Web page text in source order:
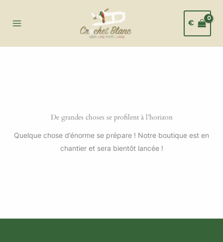
€
De grandes choses se profilent à l’horizon
Quelque chose d’énorme se prépare ! Notre boutique est en
chantier et sera bientôt lancée !